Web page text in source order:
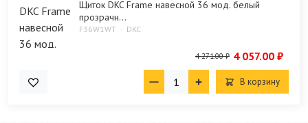
Щиток DKC Frame навесной 36 мод. белый
прозрачн...
F36W1WT DKC
4 271.00 ₽ 4 057.00 ₽
В корзину